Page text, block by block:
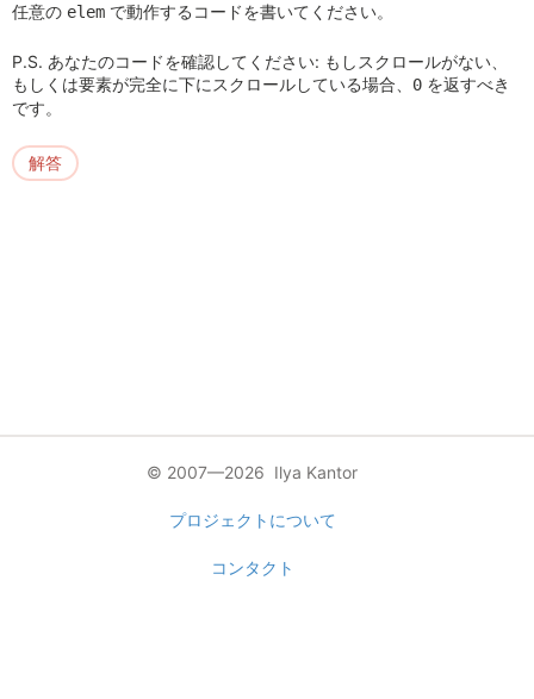
任意の elem で動作するコードを書いてください。
P.S. あなたのコードを確認してください: もしスクロールがない、
もしくは要素が完全に下にスクロールしている場合、 0 を返すべき
です。
解答
© 2007—2026 Ilya Kantor
プロジェクトについて
コンタクト